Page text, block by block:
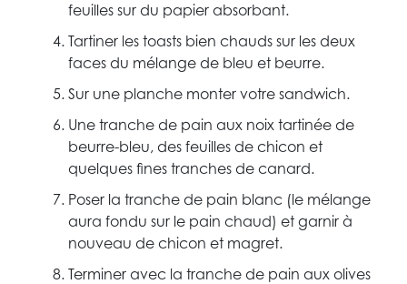
feuilles sur du papier absorbant.
Tartiner les toasts bien chauds sur les deux
faces du mélange de bleu et beurre.
Sur une planche monter votre sandwich.
Une tranche de pain aux noix tartinée de
beurre-bleu, des feuilles de chicon et
quelques fines tranches de canard.
Poser la tranche de pain blanc (le mélange
aura fondu sur le pain chaud) et garnir à
nouveau de chicon et magret.
Terminer avec la tranche de pain aux olives